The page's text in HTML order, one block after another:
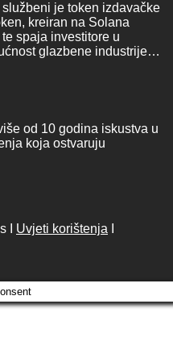
službeni je token izdavačke
kreiran na Solana
spaja investitore u
glazbene industrije…
od 10 godina iskustva u
koja ostvaruju
I Uvjeti korištenja